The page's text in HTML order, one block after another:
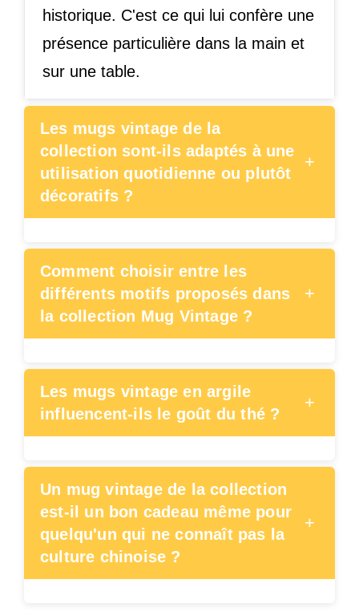
historique. C'est ce qui lui confère une
présence particulière dans la main et
sur une table.
Les mugs vintage de la
collection sont-ils adaptés à une
utilisation quotidienne ou plutôt
décoratifs ?
+
Comment choisir entre les
différents motifs proposés dans
la collection Mug Vintage ?
+
Les mugs vintage en argile
influencent-ils le goût du thé ?
+
Un mug vintage de la collection
est-il un bon cadeau même pour
quelqu'un qui ne connaît pas la
culture chinoise ?
+